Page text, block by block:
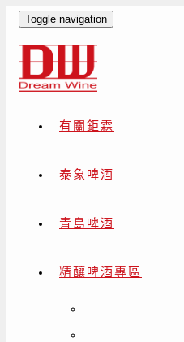
Toggle navigation
有關鉅霖
泰象啤酒
青島啤酒
精釀啤酒專區